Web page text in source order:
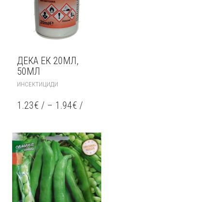
PAGE
ДЕКА ЕК 20МЛ,
50МЛ
ИНСЕКТИЦИДИ
HAS
MULTIPLE
OPTIONS
MAY
BE
CHOSEN
ON
THE
PRODUCT
1.23€ / – 1.94€ /